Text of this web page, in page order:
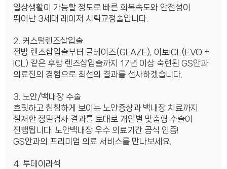
일상생활이 가능할 정도로 빠른 회복속도와 안전성이
뛰어난 3세대 레이저 시력교정술입니다.
2. 커스텀렌즈삽입술
전방 렌즈삽입술부터 글레이즈(GLAZE), 이보ICL(EVO +
ICL) 같은 후방 렌즈삽입술까지 17년 이상 숙련된 GS안과
의료진의 경험으로 최선의 결과를 선사하겠습니다.
3. 노안/백내장 수술
흐릿하고 침침하게 보이는 노안증상과 백내장 치료까지
철저한 정밀검사 결과를 토대로 개인별 맞춤형 수술이
진행됩니다. 노안백내장 우수 의료기간 공식 인증!
GS안과의 프리미엄 의료 서비스를 만나보세요.
4. 투데이라섹